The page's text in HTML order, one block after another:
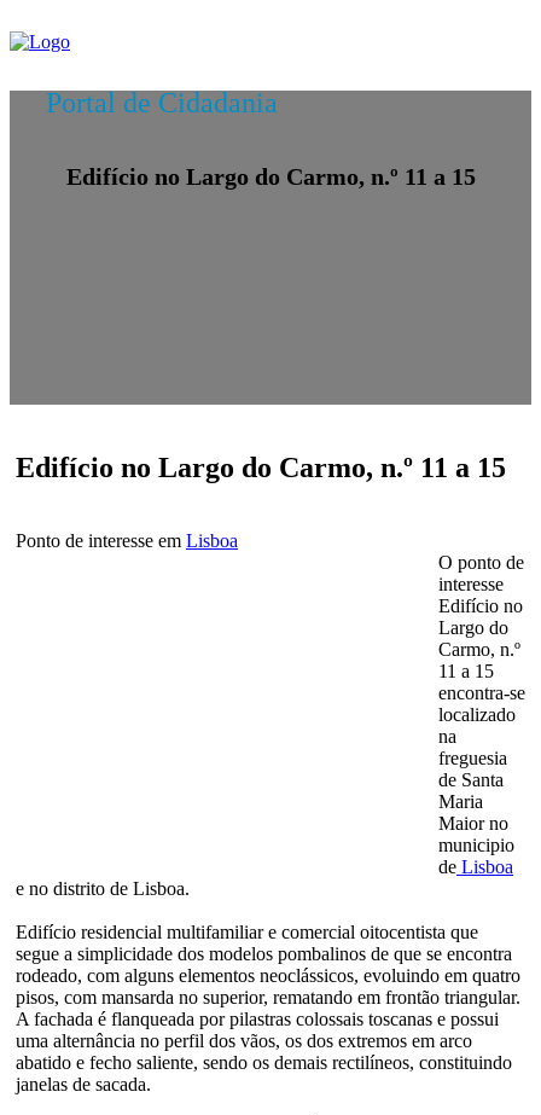
Portal de Cidadania
Edifício no Largo do Carmo, n.º 11 a 15
Edifício no Largo do Carmo, n.º 11 a 15
Ponto de interesse em Lisboa
O ponto de
interesse
Edifício no
Largo do
Carmo, n.º
11 a 15
encontra-se
localizado
na
freguesia
de Santa
Maria
Maior no
municipio
de Lisboa
e no distrito de Lisboa.
Edifício residencial multifamiliar e comercial oitocentista que
segue a simplicidade dos modelos pombalinos de que se encontra
rodeado, com alguns elementos neoclássicos, evoluindo em quatro
pisos, com mansarda no superior, rematando em frontão triangular.
A fachada é flanqueada por pilastras colossais toscanas e possui
uma alternância no perfil dos vãos, os dos extremos em arco
abatido e fecho saliente, sendo os demais rectilíneos, constituindo
janelas de sacada.